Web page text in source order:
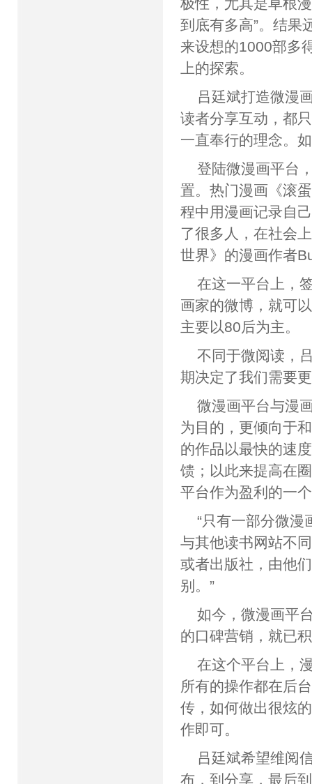
到底有多高”。结果
来设想的1000部多
上的探索。
吕廷斌打造微漫
读者分享互动，都
一直奉行的理念。
登陆微漫画平台
置。热门漫画《滚
程中用漫画记录自
了很多人，在社会
世界》的漫画作者
在这一平台上，
画家的微博，就可
主要以80后为主。
不同于微阅读，
期决定了我们需要
微漫画平台与漫
为目的，更倾向于
的作品以最快的速
馈；以此来提高在
平台作为盈利的一
“只有一部分微
与其他读书网站不
或者出版社，由他
别。”
如今，微漫画平
的口碑营销，就已
在这个平台上，
所有的操作都在后
传，如何做出很炫
作即可。
吕廷斌希望维阅
布，到分享，最后